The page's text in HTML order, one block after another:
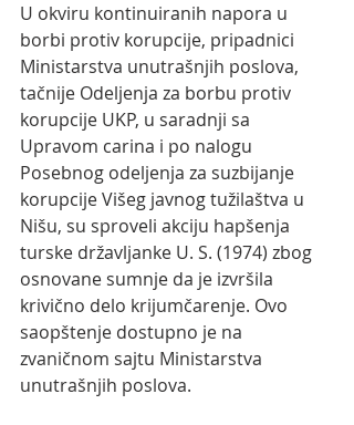
U okviru kontinuiranih napora u
borbi protiv korupcije, pripadnici
Ministarstva unutrašnjih poslova,
tačnije Odeljenja za borbu protiv
korupcije UKP, u saradnji sa
Upravom carina i po nalogu
Posebnog odeljenja za suzbijanje
korupcije Višeg javnog tužilaštva u
Nišu, su sproveli akciju hapšenja
turske državljanke U. S. (1974) zbog
osnovane sumnje da je izvršila
krivično delo krijumčarenje. Ovo
saopštenje dostupno je na
zvaničnom sajtu Ministarstva
unutrašnjih poslova.